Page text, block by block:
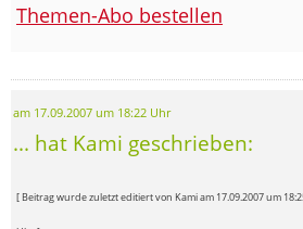
Themen-Abo bestellen
am 17.09.2007 um 18:22 Uhr
... hat Kami geschrieben:
[ Beitrag wurde zuletzt editiert von Kami am 17.09.2007 um